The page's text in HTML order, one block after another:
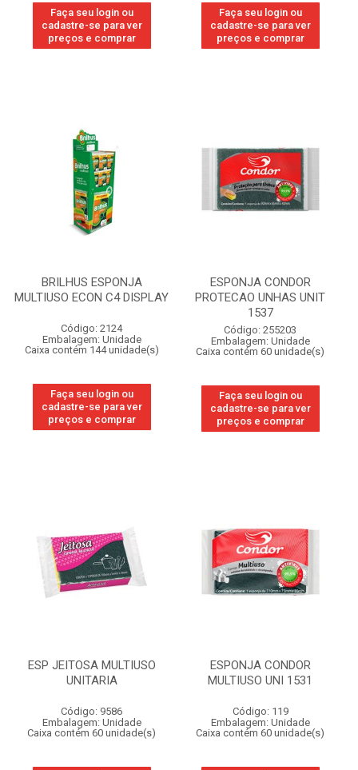
Faça seu login ou
cadastre-se para ver
preços e comprar
Faça seu login ou
cadastre-se para ver
preços e comprar
BRILHUS ESPONJA
MULTIUSO ECON C4 DISPLAY
Código: 2124
Embalagem: Unidade
Caixa contém 144 unidade(s)
Faça seu login ou
cadastre-se para ver
preços e comprar
ESPONJA CONDOR
PROTECAO UNHAS UNIT
1537
Código: 255203
Embalagem: Unidade
Caixa contém 60 unidade(s)
Faça seu login ou
cadastre-se para ver
preços e comprar
ESP JEITOSA MULTIUSO
UNITARIA
Código: 9586
Embalagem: Unidade
Caixa contém 60 unidade(s)
ESPONJA CONDOR
MULTIUSO UNI 1531
Código: 119
Embalagem: Unidade
Caixa contém 60 unidade(s)